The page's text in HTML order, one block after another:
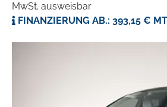
MwSt. ausweisbar
FINANZIERUNG AB.: 393,15 €